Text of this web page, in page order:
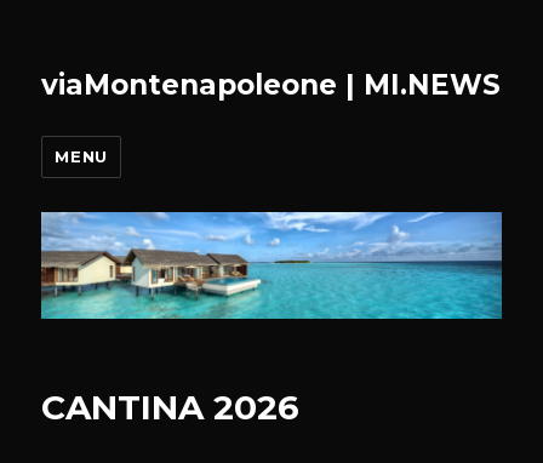
viaMontenapoleone | MI.NEWS
MENU
CANTINA 2026